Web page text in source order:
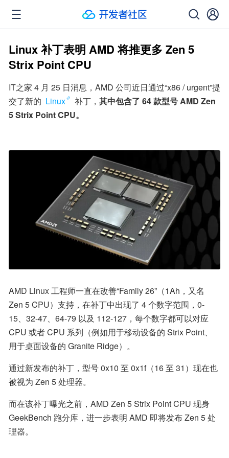
Linux 补丁表明 AMD 将推更多 Zen 5
Strix Point CPU
IT之家 4 月 25 日消息，AMD 公司近日通过“x86 / urgent”提
交了新的 Linux 补丁， 其中包含了 64 款型号 AMD Zen
5 Strix Point CPU。
AMD Linux 工程师一直在改善“Family 26”（1Ah，又名
Zen 5 CPU）支持，在补丁中出现了 4 个数字范围，0-
15、32-47、64-79 以及 112-127，每个数字都可以对应
CPU 或者 CPU 系列（例如用于移动设备的 Strix Point、
用于桌面设备的 Granite Ridge）。
通过新发布的补丁，型号 0x10 至 0x1f（16 至 31）现在也
被视为 Zen 5 处理器。
而在该补丁曝光之前，AMD Zen 5 Strix Point CPU 现身
GeekBench 跑分库，进一步表明 AMD 即将发布 Zen 5 处
理器。